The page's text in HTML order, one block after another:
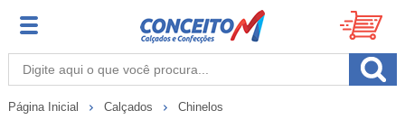
Página Inicial Calçados Chinelos